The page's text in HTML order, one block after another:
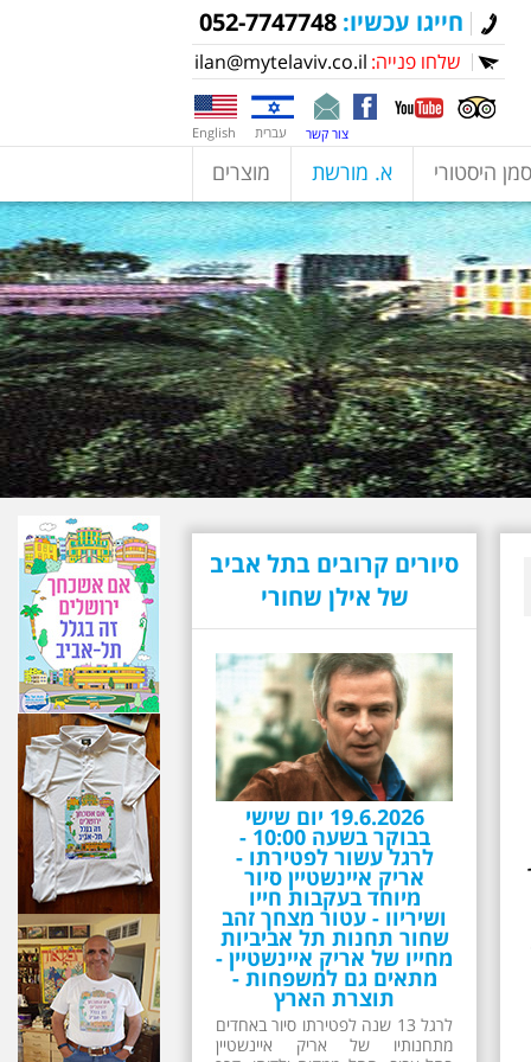
חייגו עכשיו: 052-7747748
שלחו פנייה: ilan@mytelaviv.co.il
English עברית צור קשר
סמן היסטורי א. מורשת מוצרים
סיורים קרובים בתל אביב
של אילן שחורי
19.6.2026 יום שישי
בבוקר בשעה 10:00 -
לרגל עשור לפטירתו -
אריק איינשטיין סיור
מיוחד בעקבות חייו
ושיריוו - עטור מצחך זהב
שחור תחנות תל אביביות
מחייו של אריק איינשטיין -
מתאים גם למשפחות -
תוצרת הארץ
לרגל 13 שנה לפטירתו סיור באחדים
מתחנותיו של אריק איינשטיין